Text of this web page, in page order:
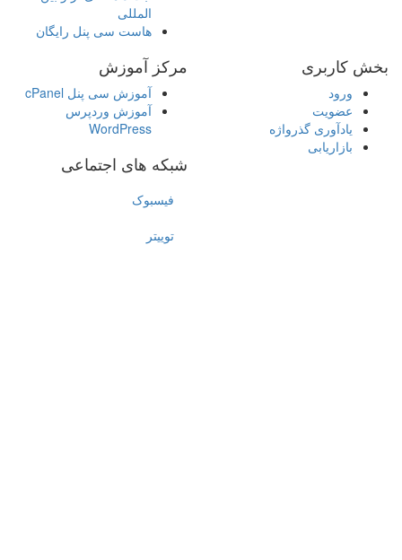
المللی
هاست سی پنل رایگان
بخش کاربری
ورود
عضویت
یادآوری گذرواژه
بازاریابی
مرکز آموزش
آموزش سی پنل cPanel
آموزش وردپرس
WordPress
شبکه های اجتماعی
فیسبوک
توییتر